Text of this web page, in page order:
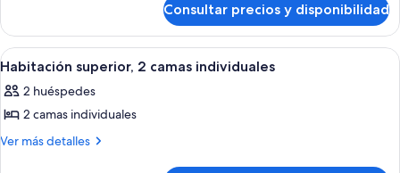
1
cama
de
matrimonio
grande
superior,
cama
matrimonio
grande
Consultar precios y disponibilidad
Abrir
todas
las
fotos
de
Una habitación de hotel moderna
5
Habitación superior, 2 camas individuales
2 huéspedes
2 camas individuales
Ver más detalles
Más